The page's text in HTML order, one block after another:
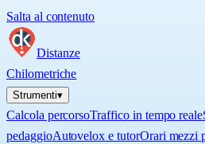
Salta al contenuto
Distanze
Chilometriche
Strumenti▾
Calcola percorsoTraffico in tempo reale
pedaggioAutovelox e tutorOrari mezzi